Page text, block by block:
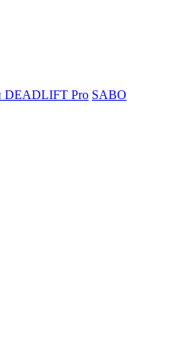
DEADLIFT Pro SABO